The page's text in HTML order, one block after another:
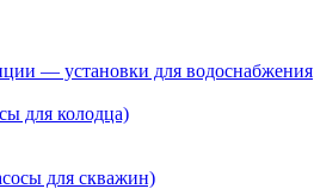
— установки для водоснабжения
для колодца)
для скважин)